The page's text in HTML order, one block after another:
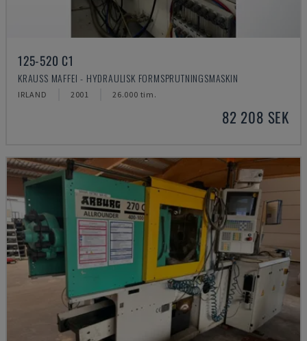
125-520 C1
KRAUSS MAFFEI - HYDRAULISK FORMSPRUTNINGSMASKIN
IRLAND 2001 26.000 tim.
82 208 SEK